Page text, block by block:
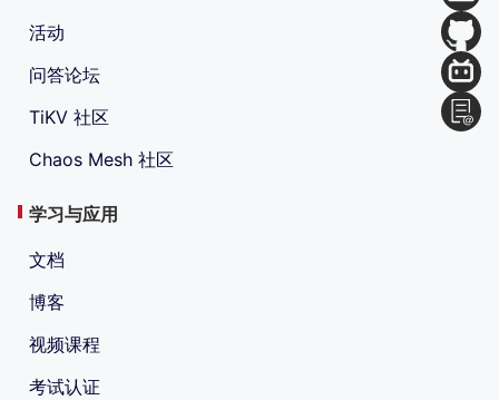
活动
问答论坛
TiKV 社区
Chaos Mesh 社区
学习与应用
文档
博客
视频课程
考试认证